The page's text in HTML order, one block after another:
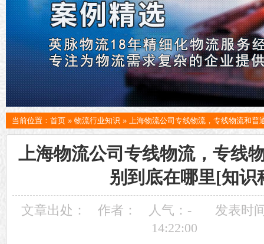
当前位置： 首页 » 物流行业知识 » 上海物流公司专线物流，专线物流和普
上海物流公司专线物流，专线
别到底在哪里[知识
文章出处： 作者： 人气： -
发表时
14:22:00